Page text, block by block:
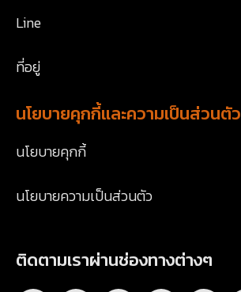
Line
ที่อยู่
นโยบายคุกกี้และความเป็นส่วนตัว
นโยบายคุกกี้
นโยบายความเป็นส่วนตัว
ติดตามเราผ่านช่องทางต่างๆ